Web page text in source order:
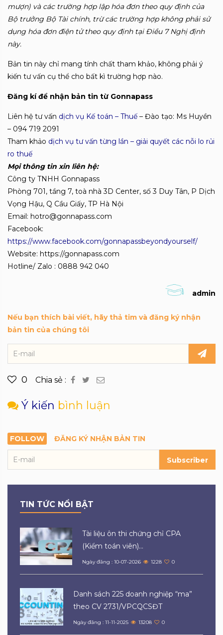
mượn) và các trường hợp lập hóa đơn theo quy định của
Bộ trưởng Bộ Tài chính, trừ các trường hợp không phải sử
dụng hóa đơn điện tử theo quy định tại Điều 7 Nghị định
này.
Bản tin này chỉ mang tính chất tham khảo, không phải ý
kiến tư vấn cụ thể cho bất kì trường hợp nào.
Đăng kí để nhận bản tin từ Gonnapass
Liên hệ tư vấn dịch vụ Kế toán – Thuế – Đào tạo: Ms Huyền
– 094 719 2091
Tham khảo dịch vụ tư vấn từng lần – giải quyết các nỗi lo rủi
ro thuế
Mọi thông tin xin liên hệ:
Công ty TNHH Gonnapass
Phòng 701, tầng 7, toà nhà 3D Center, số 3 Duy Tân, P Dịch
Vọng Hậu, Q Cầu Giấy, TP Hà Nội
Email: hotro@gonnapass.com
Facebook:
https://www.facebook.com/gonnapassbeyondyourself/
Website: https://gonnapass.com
Hotline/ Zalo : 0888 942 040
admin
Nếu bạn thích bài viết, hãy thả tim và đăng ký nhận
bản tin của chúng tôi
0 Chia sẻ :
Ý kiến bình luận
FOLLOW ĐĂNG KÝ NHẬN BẢN TIN
Subscriber
TIN TỨC NỔI BẬT
Tài liệu ôn thi chứng chỉ CPA
(Kiểm toán viên)...
Ngày đăng : 10-07-2026 1228 0
Danh sách 225 doanh nghiệp “ma”
theo CV 2731/VPCQCSĐT
Ngày đăng : 11-11-2025 13208 0